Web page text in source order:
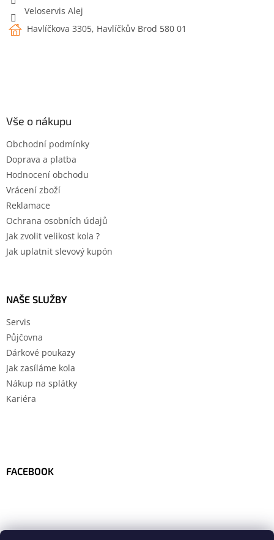
Veloservis Alej
Havlíčkova 3305, Havlíčkův Brod 580 01
Vše o nákupu
Obchodní podmínky
Doprava a platba
Hodnocení obchodu
Vrácení zboží
Reklamace
Ochrana osobních údajů
Jak zvolit velikost kola ?
Jak uplatnit slevový kupón
NAŠE SLUŽBY
Servis
Půjčovna
Dárkové poukazy
Jak zasíláme kola
Nákup na splátky
Kariéra
FACEBOOK